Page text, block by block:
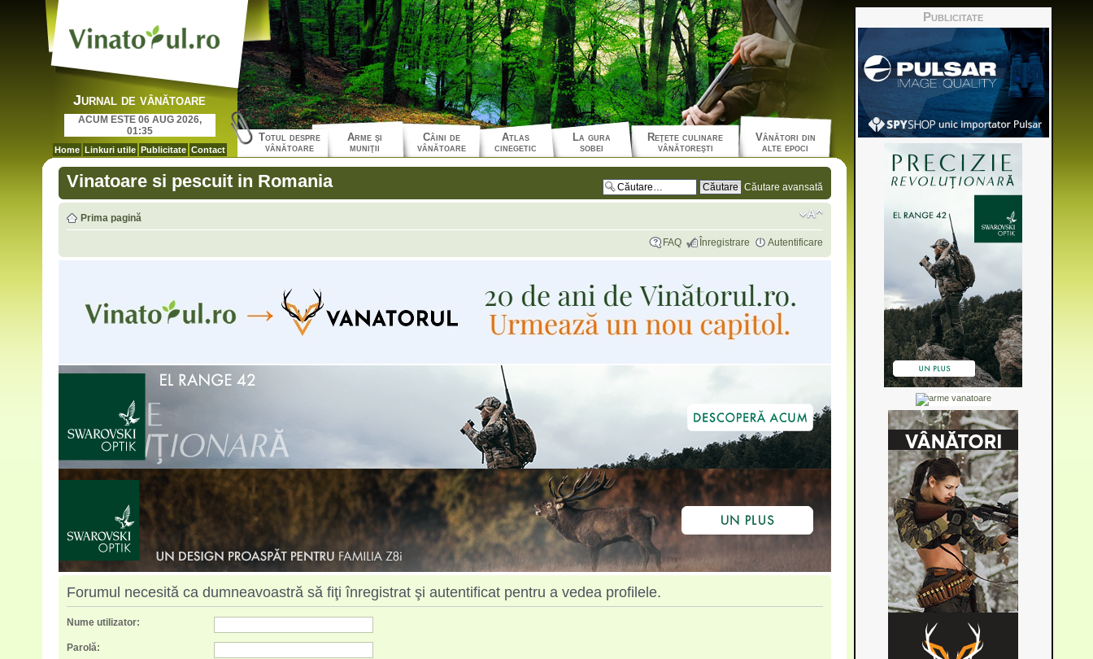
Jurnal de vânătoare
ACUM ESTE 06 AUG 2026,
01:35
Home Linkuri utile Publicitate Contact
Totul despre
vânătoare
Arme şi
muniţii
Câini de
vânătoare
Atlas
cinegetic
La gura
sobei
Reţete culinare
vânătoreşti
Vânători din
alte epoci
Vinatoare si pescuit in Romania Căutare avansată
Prima pagină
FAQ Înregistrare Autentificare
Forumul necesită ca dumneavoastră să fiţi înregistrat şi autentificat pentru a vedea profilele.
Nume utilizator:
Parolă:
Publicitate